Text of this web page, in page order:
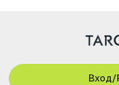
Вход/